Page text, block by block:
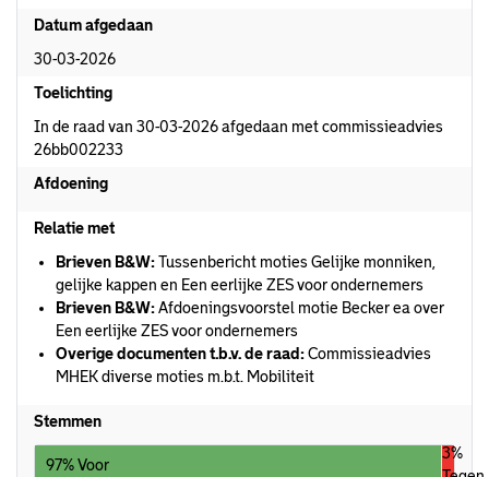
Datum afgedaan
30-03-2026
Toelichting
In de raad van 30-03-2026 afgedaan met commissieadvies
26bb002233
Afdoening
Relatie met
Brieven B&W:Tussenbericht moties Gelijke monniken,
gelijke kappen en Een eerlijke ZES voor ondernemers
Brieven B&W:Afdoeningsvoorstel motie Becker ea over
Een eerlijke ZES voor ondernemers
Overige documenten t.b.v. de raad:Commissieadvies
MHEK diverse moties m.b.t. Mobiliteit
Stemmen
97% Voor
3%